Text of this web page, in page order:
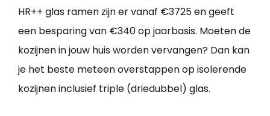
HR++ glas ramen zijn er vanaf €3725 en geeft
een besparing van €340 op jaarbasis. Moeten de
kozijnen in jouw huis worden vervangen? Dan kan
je het beste meteen overstappen op isolerende
kozijnen inclusief triple (driedubbel) glas.